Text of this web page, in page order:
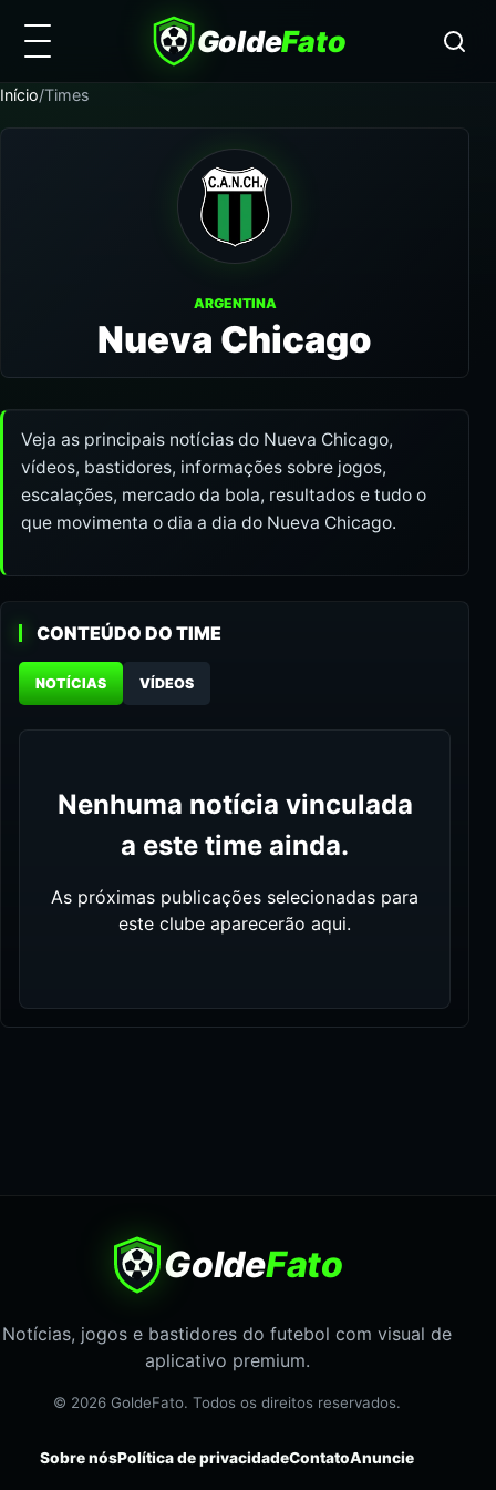
GoldeFato
Início/Times
ARGENTINA
Nueva Chicago
Veja as principais notícias do Nueva Chicago,
vídeos, bastidores, informações sobre jogos,
escalações, mercado da bola, resultados e tudo o
que movimenta o dia a dia do Nueva Chicago.
CONTEÚDO DO TIME
NOTÍCIAS VÍDEOS
Nenhuma notícia vinculada
a este time ainda.
As próximas publicações selecionadas para
este clube aparecerão aqui.
GoldeFato
Notícias, jogos e bastidores do futebol com visual de
aplicativo premium.
© 2026 GoldeFato. Todos os direitos reservados.
Sobre nósPolítica de privacidadeContatoAnuncie